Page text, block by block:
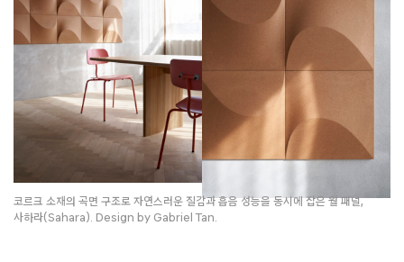
코르크 소재의 곡면 구조로 자연스러운 질감과 흡음 성능을 동시에 잡은 월 패널,
사하라(Sahara). Design by Gabriel Tan.